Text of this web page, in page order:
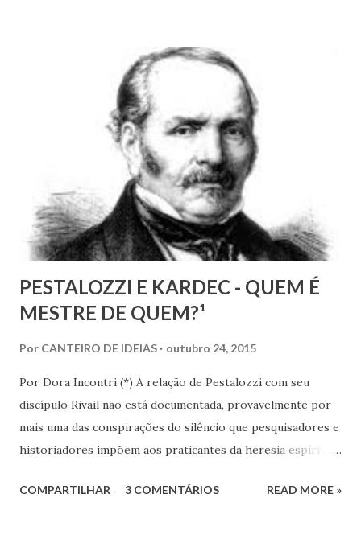
onde vige pressão, opressão, cerceamento, coação e
censura. E não podemos falar apenas do ponto de vista
geral, social, de cidadania, de direitos humanos etc, mas
também de segmentos religiosos e, nesse campo,
lamentavelmente, o meio/movimento espírita não está
excluído, o que me parece profundamente contraditório
quando se tem algum conhecim...
PESTALOZZI E KARDEC - QUEM É
MESTRE DE QUEM?¹
Por CANTEIRO DE IDEIAS outubro 24, 2015
Por Dora Incontri (*) A relação de Pestalozzi com seu
discípulo Rivail não está documentada, provavelmente por
mais uma das conspirações do silêncio que pesquisadores e
historiadores impõem aos praticantes da heresia espírita
de Pestalozzi a amigos, familiares, discípulos, reis,
COMPARTILHAR 3 COMENTÁRIOS READ MORE »